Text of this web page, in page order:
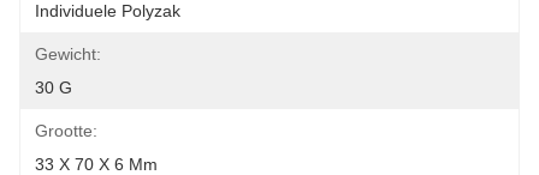
Individuele Polyzak
Gewicht:
30 G
Grootte:
33 X 70 X 6 Mm